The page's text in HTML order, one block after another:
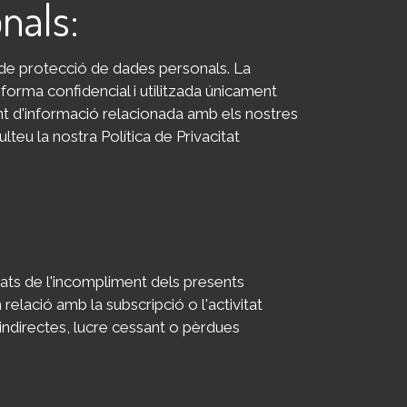
protecció de dades personals. La
confidencial i utilitzada únicament
d'informació relacionada amb els nostres
la nostra Política de Privacitat
de l'incompliment dels presents
amb la subscripció o l'activitat
lucre cessant o pèrdues